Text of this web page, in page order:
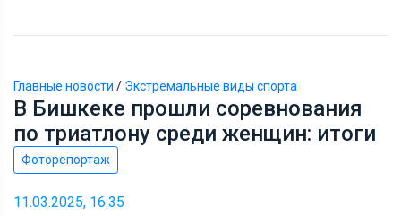
Главные новости / Экстремальные виды спорта
В Бишкеке прошли соревнования
по триатлону среди женщин: итоги
Фоторепортаж
11.03.2025, 16:35